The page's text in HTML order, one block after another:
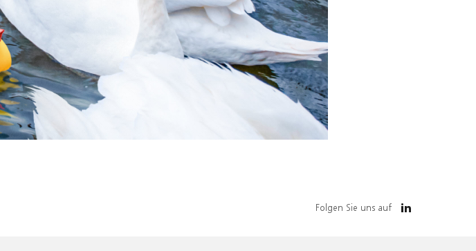
Folgen Sie uns auf